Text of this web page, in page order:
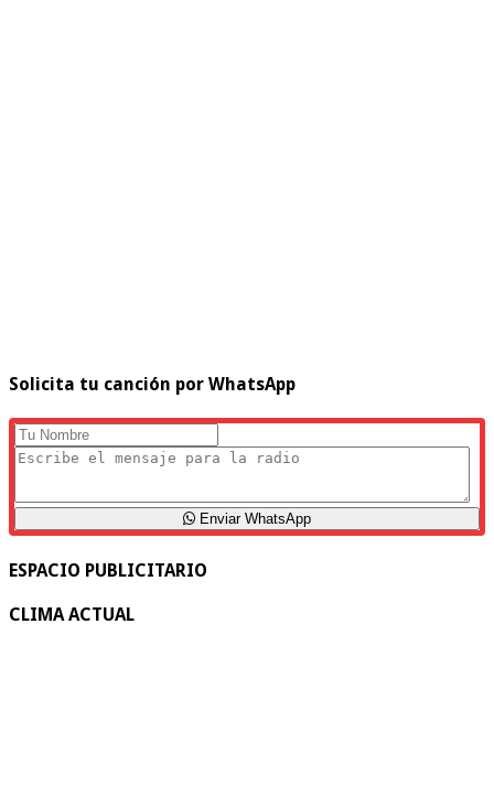
Solicita tu canción por WhatsApp
Enviar WhatsApp
ESPACIO PUBLICITARIO
CLIMA ACTUAL